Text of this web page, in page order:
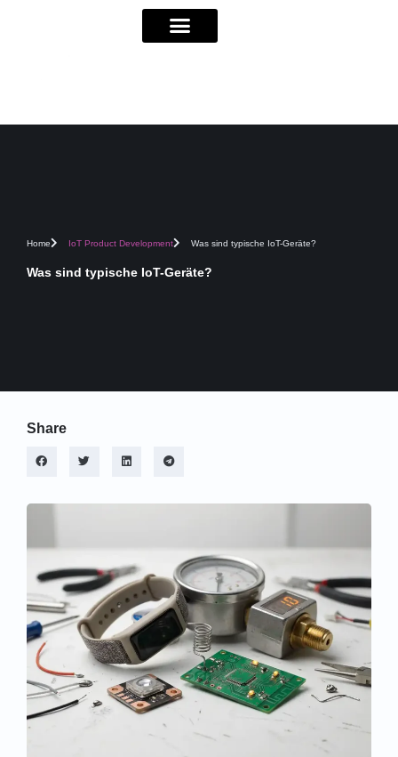
Home IoT Product Development Was sind typische IoT-Geräte?
Was sind typische IoT-Geräte?
Share